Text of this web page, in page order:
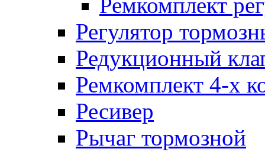
Регулятор
Редукционный
Ремкомплект 4-х
Ресивер
Рычаг тормозной